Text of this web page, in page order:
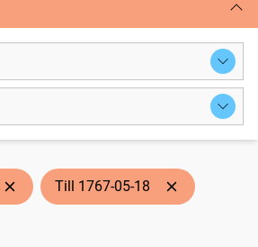
Till 1767-05-18